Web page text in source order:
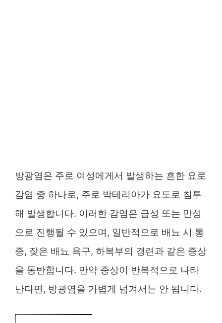
방광염은 주로 여성에게서 발생하는 흔한 요로
감염 중 하나로, 주로 박테리아가 요도로 침투
해 발생합니다. 이러한 감염은 급성 또는 만성
으로 진행될 수 있으며, 일반적으로 배뇨 시 통
증, 잦은 배뇨 욕구, 하복부의 경련과 같은 증상
을 동반합니다. 만약 증상이 반복적으로 나타
난다면, 방광염을 가볍게 넘겨서는 안 됩니다.